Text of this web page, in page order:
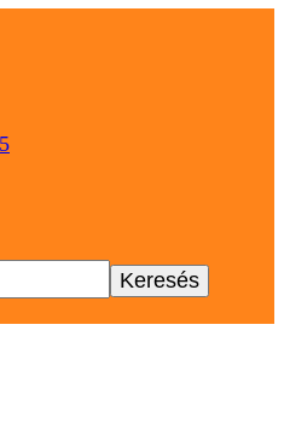
Archívum